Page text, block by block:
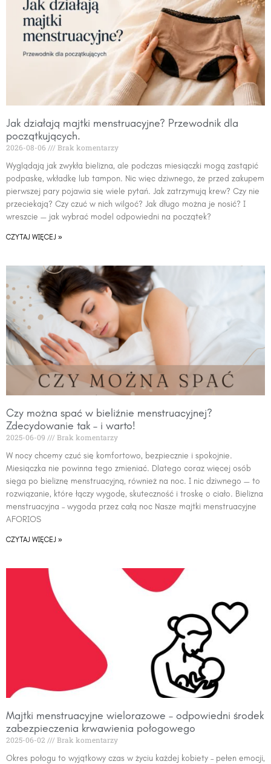
Jak działają majtki menstruacyjne? Przewodnik dla
początkujących.
2026-08-06 Brak komentarzy
Wyglądają jak zwykła bielizna, ale podczas miesiączki mogą zastąpić
podpaskę, wkładkę lub tampon. Nic więc dziwnego, że przed zakupem
pierwszej pary pojawia się wiele pytań. Jak zatrzymują krew? Czy nie
przeciekają? Czy czuć w nich wilgoć? Jak długo można je nosić? I
wreszcie — jak wybrać model odpowiedni na początek?
CZYTAJ WIĘCEJ »
Czy można spać w bieliźnie menstruacyjnej?
Zdecydowanie tak – i warto!
2025-06-09 Brak komentarzy
W nocy chcemy czuć się komfortowo, bezpiecznie i spokojnie.
Miesiączka nie powinna tego zmieniać. Dlatego coraz więcej osób
sięga po bieliznę menstruacyjną, również na noc. I nic dziwnego — to
rozwiązanie, które łączy wygodę, skuteczność i troskę o ciało. Bielizna
menstruacyjna – wygoda przez całą noc Nasze majtki menstruacyjne
AFORIOS
CZYTAJ WIĘCEJ »
Majtki menstruacyjne wielorazowe – odpowiedni środek
zabezpieczenia krwawienia połogowego
2025-06-02 Brak komentarzy
Okres połogu to wyjątkowy czas w życiu każdej kobiety – pełen emocji,